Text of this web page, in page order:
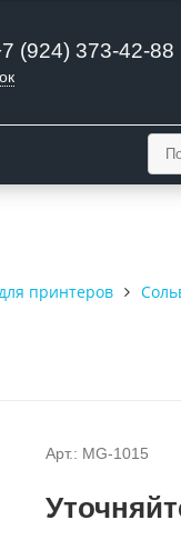
(924) 373-42-88
принтеров
Арт.: MG-1015